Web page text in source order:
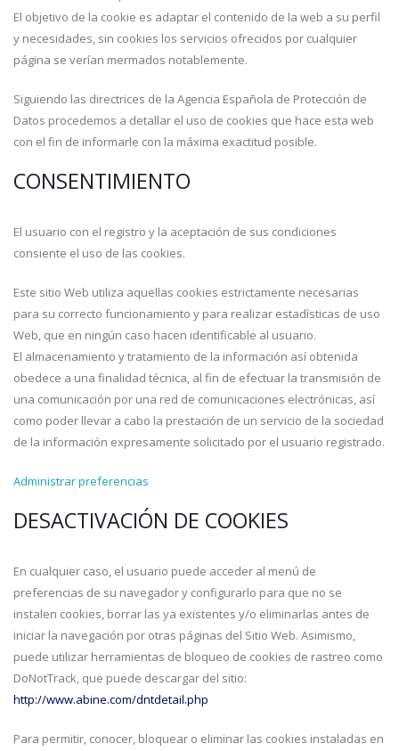
El objetivo de la cookie es adaptar el contenido de la web a su perfil
y necesidades, sin cookies los servicios ofrecidos por cualquier
página se verían mermados notablemente.
Siguiendo las directrices de la Agencia Española de Protección de
Datos procedemos a detallar el uso de cookies que hace esta web
con el fin de informarle con la máxima exactitud posible.
CONSENTIMIENTO
El usuario con el registro y la aceptación de sus condiciones
consiente el uso de las cookies.
Este sitio Web utiliza aquellas cookies estrictamente necesarias
para su correcto funcionamiento y para realizar estadísticas de uso
Web, que en ningún caso hacen identificable al usuario.
El almacenamiento y tratamiento de la información así obtenida
obedece a una finalidad técnica, al fin de efectuar la transmisión de
una comunicación por una red de comunicaciones electrónicas, así
como poder llevar a cabo la prestación de un servicio de la sociedad
de la información expresamente solicitado por el usuario registrado.
Administrar preferencias
DESACTIVACIÓN DE COOKIES
En cualquier caso, el usuario puede acceder al menú de
preferencias de su navegador y configurarlo para que no se
instalen cookies, borrar las ya existentes y/o eliminarlas antes de
iniciar la navegación por otras páginas del Sitio Web. Asimismo,
puede utilizar herramientas de bloqueo de cookies de rastreo como
DoNotTrack, que puede descargar del sitio:
http://www.abine.com/dntdetail.php
Para permitir, conocer, bloquear o eliminar las cookies instaladas en